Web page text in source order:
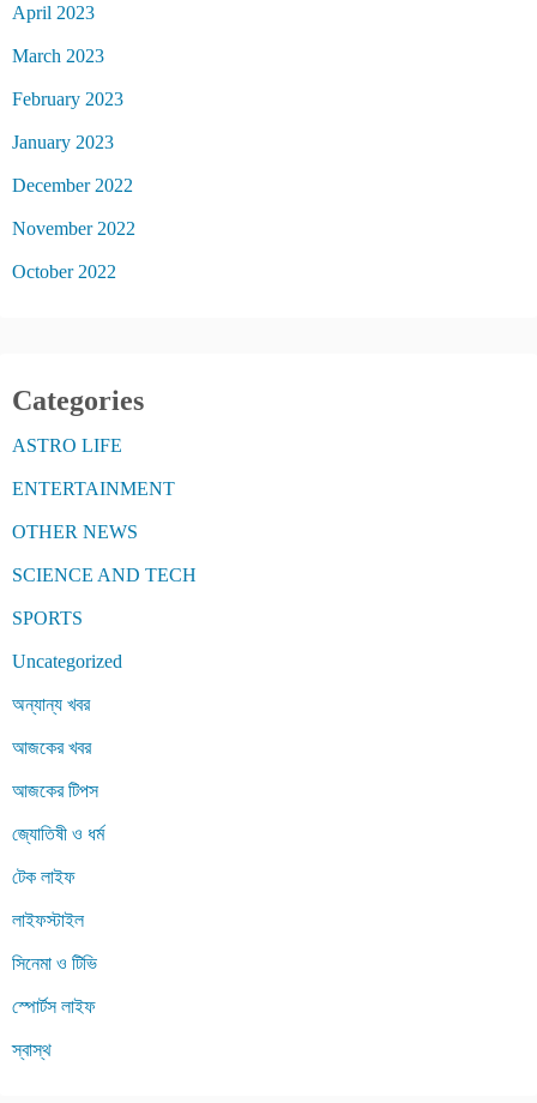
April 2023
March 2023
February 2023
January 2023
December 2022
November 2022
October 2022
Categories
ASTRO LIFE
ENTERTAINMENT
OTHER NEWS
SCIENCE AND TECH
SPORTS
Uncategorized
অন্যান্য খবর
আজকের খবর
আজকের টিপস
জ্যোতিষী ও ধর্ম
টেক লাইফ
লাইফস্টাইল
সিনেমা ও টিভি
স্পোর্টস লাইফ
স্বাস্থ